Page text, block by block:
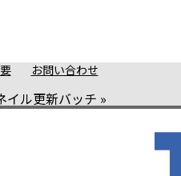
お問い合わせ
イル更新バッチ »